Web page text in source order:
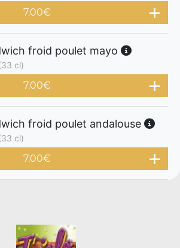
7.00€
froid poulet mayo
cl)
7.00€
froid poulet andalouse
cl)
7.00€